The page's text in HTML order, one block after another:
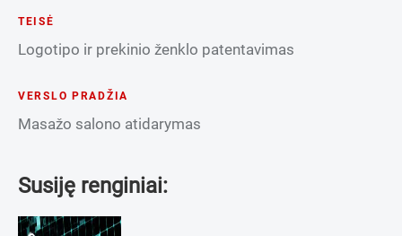
TEISĖ
Logotipo ir prekinio ženklo patentavimas
VERSLO PRADŽIA
Masažo salono atidarymas
Susiję renginiai: